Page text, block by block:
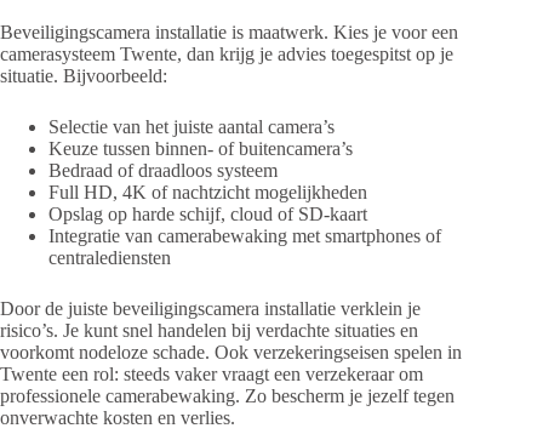
Beveiligingscamera installatie is maatwerk. Kies je voor een
camerasysteem Twente, dan krijg je advies toegespitst op je
situatie. Bijvoorbeeld:
Selectie van het juiste aantal camera’s
Keuze tussen binnen- of buitencamera’s
Bedraad of draadloos systeem
Full HD, 4K of nachtzicht mogelijkheden
Opslag op harde schijf, cloud of SD-kaart
Integratie van camerabewaking met smartphones of
centralediensten
Door de juiste beveiligingscamera installatie verklein je
risico’s. Je kunt snel handelen bij verdachte situaties en
voorkomt nodeloze schade. Ook verzekeringseisen spelen in
Twente een rol: steeds vaker vraagt een verzekeraar om
professionele camerabewaking. Zo bescherm je jezelf tegen
onverwachte kosten en verlies.